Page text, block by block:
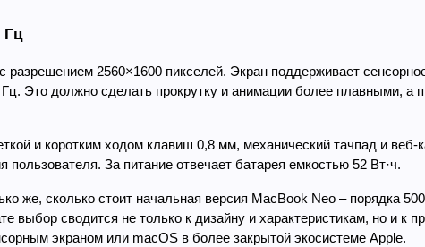
Гц
2560×1600 пикселей. Экран поддерживает
Это должно сделать прокрутку и анимации более плавными, а
и коротким ходом клавиш 0,8 мм, механический тачпад и веб-
За питание отвечает батарея емкостью 52 Вт·ч.
же, сколько стоит начальная версия MacBook Neo – порядка
выбор сводится не только к дизайну и характеристикам, но и к
экраном или macOS в более закрытой экосистеме Apple.